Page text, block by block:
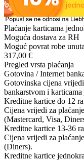
Plaćanje karticama
Moguća dostava za RH
Moguć povrat robe
317,00 €
Pregled vrsta plaćanja
Gotovina / Internet
Gotovinska cijena
bankarstvom i
Kreditne kartice do 12
Cijena vrijedi za
(Mastercard, Visa,
Kreditne kartice 13-36
Cijena vrijedi za
(Diners).
Kreditne kartice